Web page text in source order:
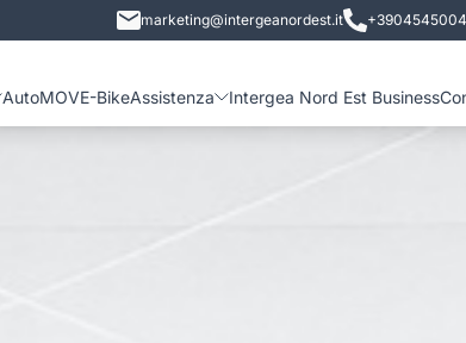
marketing@intergeanordest.it
AutoMOVE-BikeAssistenza Intergea Nord Est Business